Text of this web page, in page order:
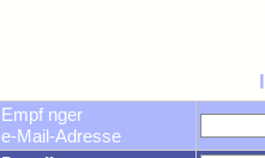
Empf nger
e-Mail-Adresse